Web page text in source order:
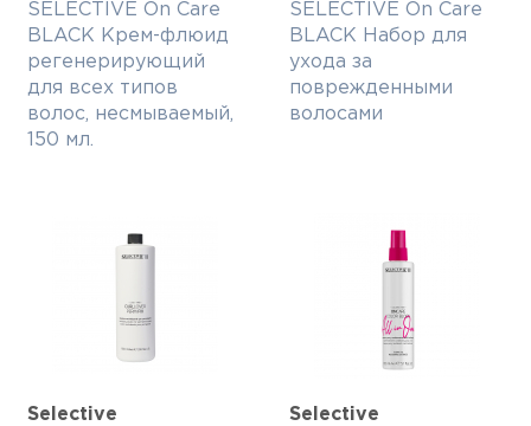
SELECTIVE On Care
BLACK Крем-флюид
регенерирующий
для всех типов
волос, несмываемый,
150 мл.
SELECTIVE On Care
BLACK Набор для
ухода за
поврежденными
волосами
Selective
Selective